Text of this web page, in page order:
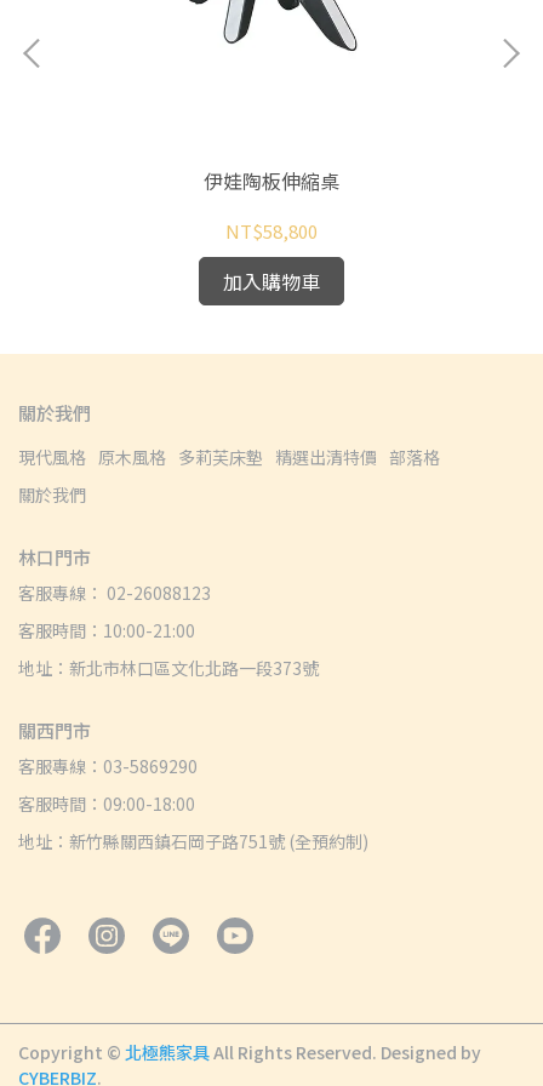
伊娃陶板伸縮桌
NT$58,800
加入購物車
關於我們
現代風格 原木風格 多莉芙床墊 精選出清特價 部落格
關於我們
林口門市
客服專線： 02-26088123
客服時間：10:00-21:00
地址：新北市林口區文化北路一段373號
關西門市
客服專線：03-5869290
客服時間：09:00-18:00
地址：新竹縣關西鎮石岡子路751號 (全預約制)
Copyright © 北極熊家具All Rights Reserved. Designed by
CYBERBIZ.